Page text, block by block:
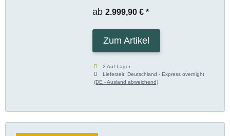
ab 2.999,90 € *
Zum Artikel
2 Auf Lager
Lieferzeit:Deutschland - Express overnight
(DE - Ausland abweichend)